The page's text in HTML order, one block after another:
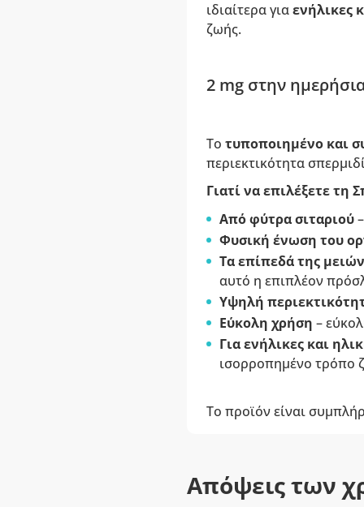
ιδιαίτερα γιαενήλικες
ζωής.
2 mg στην
Το τυποποιημένο και
περιεκτικότητα
Γιατί να επιλέξετε τη
Από φύτρα σιταριού
Φυσική ένωση του
Τα επίπεδά της
αυτό η επιπλέον
Υψηλή
Εύκολη χρήση –
Για ενήλικες και
ισορροπημένο τρόπο
Το προϊόν είναι
Απόψεις των